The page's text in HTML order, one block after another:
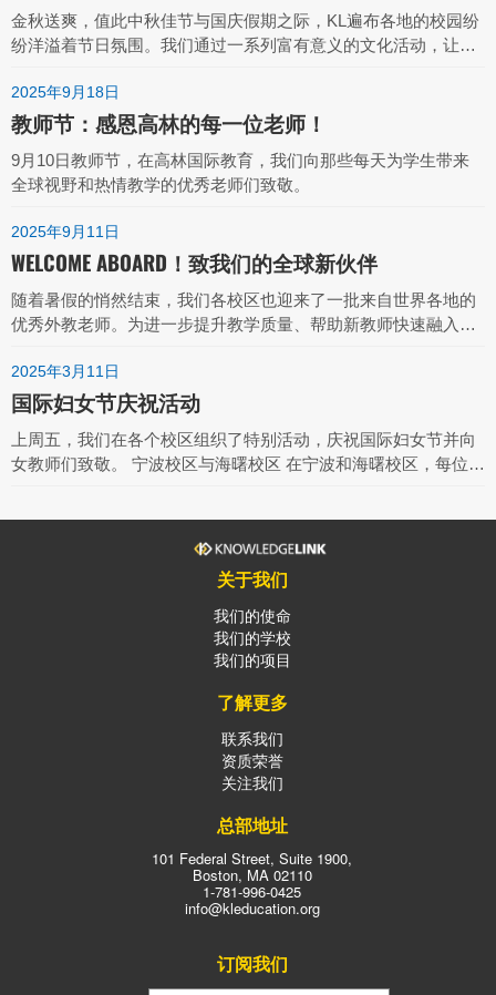
金秋送爽，值此中秋佳节与国庆假期之际，KL遍布各地的校园纷
纷洋溢着节日氛围。我们通过一系列富有意义的文化活动，让外
2025年9月18日
教师节：感恩高林的每一位老师！
9月10日教师节，在高林国际教育，我们向那些每天为学生带来
全球视野和热情教学的优秀老师们致敬。
2025年9月11日
WELCOME ABOARD！致我们的全球新伙伴
随着暑假的悄然结束，我们各校区也迎来了一批来自世界各地的
优秀外教老师。为进一步提升教学质量、帮助新教师快速融入校
2025年3月11日
国际妇女节庆祝活动
上周五，我们在各个校区组织了特别活动，庆祝国际妇女节并向
女教师们致敬。 宁波校区与海曙校区 在宁波和海曙校区，每位女
关于我们
我们的使命
我们的学校
我们的项目
了解更多
联系我们
资质荣誉
关注我们
总部地址
101 Federal Street, Suite 1900,
Boston, MA 02110
1-781-996-0425
info@kleducation.org
订阅我们